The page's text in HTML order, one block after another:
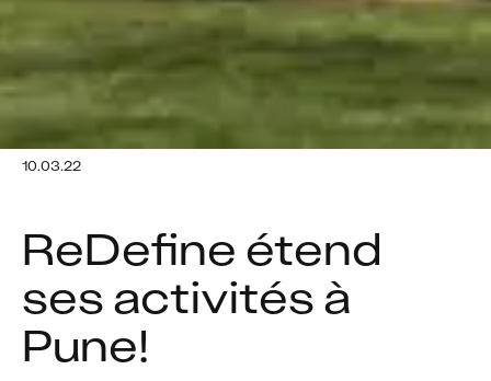
10.03.22
ReDefine étend
ses activités à
Pune!